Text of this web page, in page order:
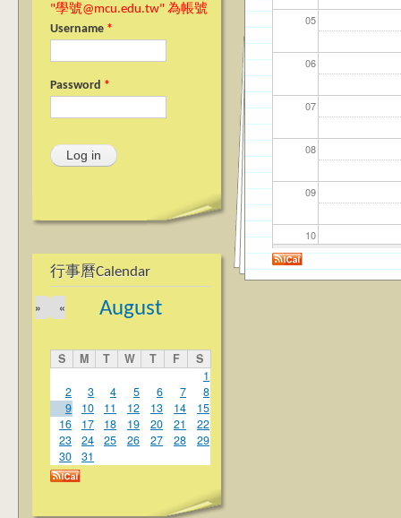
"學號@mcu.edu.tw" 為帳號
Username *
Password *
行事曆Calendar
August
«
»
S M T W T F
S
1
2
3 4 5 6 7
8
9
10 11 12 13 14
15
16
17 18 19 20 21
22
23
24 25 26 27 28
29
30
31
05
06
07
08
09
10
11